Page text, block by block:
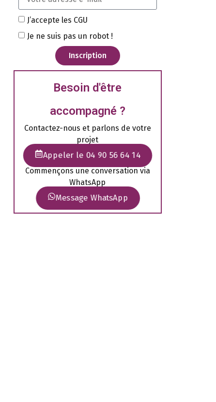
J’accepte les CGU
Je ne suis pas un robot !
Inscription
Besoin d'être
accompagné ?
Contactez-nous et parlons de votre
projet
Appeler le 04 90 56 64 14
Commençons une conversation via
WhatsApp
Message WhatsApp